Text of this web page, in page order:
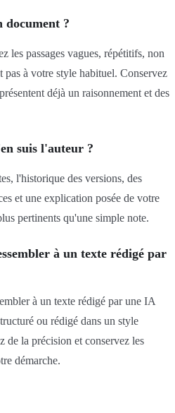
document ?
les passages vagues, répétitifs, non
pas à votre style habituel. Conservez
déjà un raisonnement et des
suis l'auteur ?
l'historique des versions, des
et une explication posée de votre
pertinents qu'une simple note.
à un texte rédigé par
à un texte rédigé par une IA
ou rédigé dans un style
de la précision et conservez les
démarche.